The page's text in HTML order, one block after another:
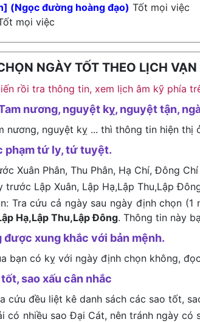
(Ngọc đường hoàng đạo) Tốt mọi việc
mọi việc
NGÀY TỐT THEO LỊCH
rồi tra thông tin, xem lịch âm kỹ phía
nương, nguyệt kỵ, nguyệt tận,
nương, nguyệt kỵ ... thì thông tin hiện thị
phạm tứ ly, tứ tuyệt.
Xuân Phân, Thu Phân, Hạ Chí, Đông Chí
trước Lập Xuân, Lập Hạ,Lập Thu,Lập
Tra cứu cả ngày sau ngày định chọn
Hạ,Lập Thu,Lập Đông. Thông tin này
được xung khắc với bản mệnh.
bạn có kỵ với ngày định chọn không,
sao xấu cân nhắc
cứu đều liệt kê danh sách các sao tốt,
có nhiều sao Đại Cát, nên tránh ngày